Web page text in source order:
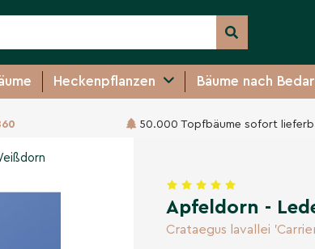
Heckenpflanzen Bäume nach
50.000 Topfbäume sofort
Apfeldorn -
Crataegus lavallei